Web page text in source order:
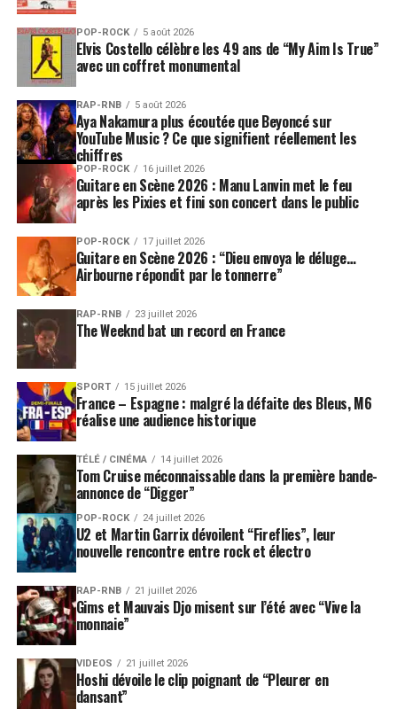
POP-ROCK 5 août 2026
Elvis Costello célèbre les 49 ans de “My Aim Is True”
avec un coffret monumental
RAP-RNB 5 août 2026
Aya Nakamura plus écoutée que Beyoncé sur
YouTube Music ? Ce que signifient réellement les
chiffres
POP-ROCK 16 juillet 2026
Guitare en Scène 2026 : Manu Lanvin met le feu
après les Pixies et fini son concert dans le public
POP-ROCK 17 juillet 2026
Guitare en Scène 2026 : “Dieu envoya le déluge…
Airbourne répondit par le tonnerre”
RAP-RNB 23 juillet 2026
The Weeknd bat un record en France
SPORT 15 juillet 2026
France – Espagne : malgré la défaite des Bleus, M6
réalise une audience historique
TÉLÉ / CINÉMA 14 juillet 2026
Tom Cruise méconnaissable dans la première bande-
annonce de “Digger”
POP-ROCK 24 juillet 2026
U2 et Martin Garrix dévoilent “Fireflies”, leur
nouvelle rencontre entre rock et électro
RAP-RNB 21 juillet 2026
Gims et Mauvais Djo misent sur l’été avec “Vive la
monnaie”
VIDEOS 21 juillet 2026
Hoshi dévoile le clip poignant de “Pleurer en
dansant”